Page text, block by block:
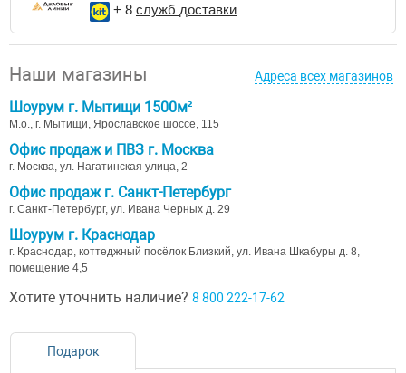
+ 8 служб доставки
Наши магазины Адреса всех магазинов
Шоурум г. Мытищи 1500м²
М.о., г. Мытищи, Ярославское шоссе, 115
Офис продаж и ПВЗ г. Москва
г. Москва, ул. Нагатинская улица, 2
Офис продаж г. Санкт-Петербург
г. Санкт-Петербург, ул. Ивана Черных д. 29
Шоурум г. Краснодар
г. Краснодар, коттеджный посёлок Близкий, ул. Ивана Шкабуры д. 8,
помещение 4,5
Хотите уточнить наличие? 8 800 222-17-62
Подарок